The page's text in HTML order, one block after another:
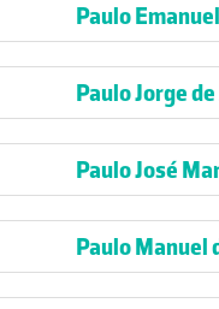
Paulo
Paulo Jorge
Paulo José
Paulo Manuel